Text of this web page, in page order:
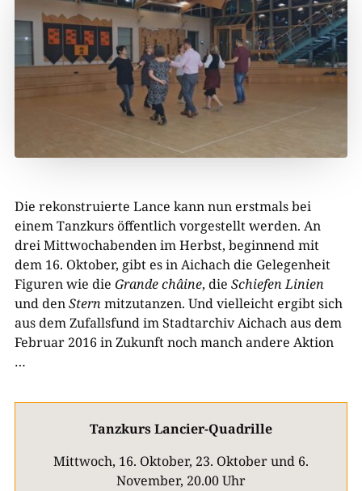
Die rekonstruierte Lance kann nun erstmals bei
einem Tanzkurs öffentlich vorgestellt werden. An
drei Mittwochabenden im Herbst, beginnend mit
dem 16. Oktober, gibt es in Aichach die Gelegenheit
Figuren wie die Grande châine, die Schiefen Linien
und denStern mitzutanzen. Und vielleicht ergibt sich
aus dem Zufallsfund im Stadtarchiv Aichach aus dem
Februar 2016 in Zukunft noch manch andere Aktion
…
Tanzkurs Lancier-Quadrille
Mittwoch, 16. Oktober, 23. Oktober und 6.
November, 20.00 Uhr